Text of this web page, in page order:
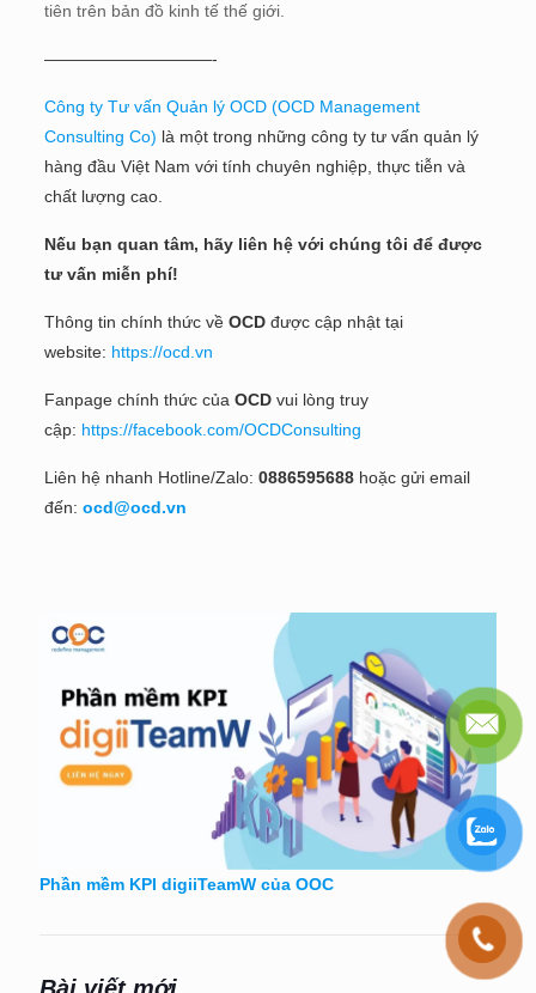
tiên trên bản đồ kinh tế thế giới.
——————————-
Công ty Tư vấn Quản lý OCD (OCD Management
Consulting Co) là một trong những công ty tư vấn quản lý
hàng đầu Việt Nam với tính chuyên nghiệp, thực tiễn và
chất lượng cao.
Nếu bạn quan tâm, hãy liên hệ với chúng tôi để được
tư vấn miễn phí!
Thông tin chính thức về OCD được cập nhật tại
website: https://ocd.vn
Fanpage chính thức của OCD vui lòng truy
cập: https://facebook.com/OCDConsulting
Liên hệ nhanh Hotline/Zalo: 0886595688 hoặc gửi email
đến: ocd@ocd.vn
Phần mềm KPI digiiTeamW của OOC